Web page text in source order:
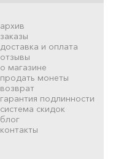
архив
заказы
доставка и оплата
отзывы
о магазине
продать монеты
возврат
гарантия подлинности
система скидок
блог
контакты